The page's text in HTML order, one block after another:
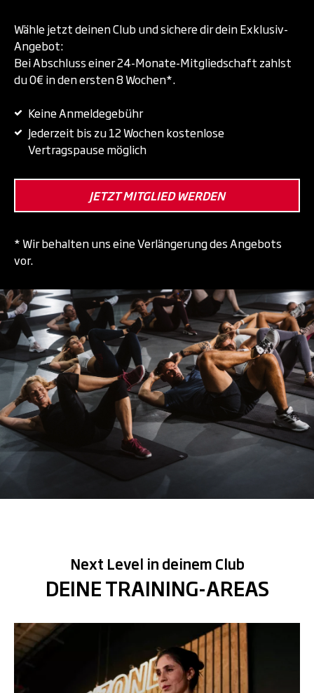
Wähle jetzt deinen Club und sichere dir dein Exklusiv-
Angebot:
Bei Abschluss einer 24-Monate-Mitgliedschaft zahlst
du 0€ in den ersten 8 Wochen*.
Keine Anmeldegebühr
Jederzeit bis zu 12 Wochen kostenlose
Vertragspause möglich
JETZT MITGLIED WERDEN
* Wir behalten uns eine Verlängerung des Angebots
vor.
Next Level in deinem Club
DEINE TRAINING-AREAS